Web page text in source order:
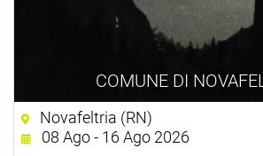
COMUNE DI
Novafeltria (RN)
08 Ago - 16 Ago 2026